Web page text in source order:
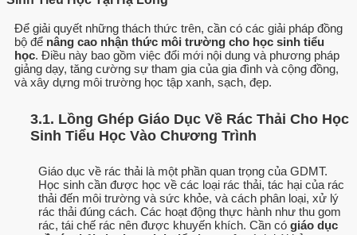
Để giải quyết những thách thức trên, cần có các giải pháp đồng
bộ để nâng cao nhận thức môi trường cho học sinh tiểu
học. Điều này bao gồm việc đổi mới nội dung và phương pháp
giảng dạy, tăng cường sự tham gia của gia đình và cộng đồng,
và xây dựng môi trường học tập xanh, sạch, đẹp.
3.1. Lồng Ghép Giáo Dục Về Rác Thải Cho Học
Sinh Tiểu Học Vào Chương Trình
Giáo dục về rác thải là một phần quan trọng của GDMT.
Học sinh cần được học về các loại rác thải, tác hại của rác
thải đến môi trường và sức khỏe, và cách phân loại, xử lý
rác thải đúng cách. Các hoạt động thực hành như thu gom
rác, tái chế rác nên được khuyến khích. Cần có giáo dục